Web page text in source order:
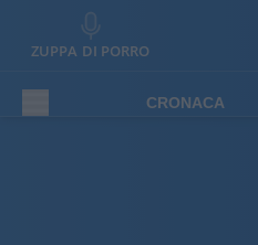
ZUPPA DI PORRO
CRONACA